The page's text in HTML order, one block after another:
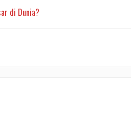
di Dunia?